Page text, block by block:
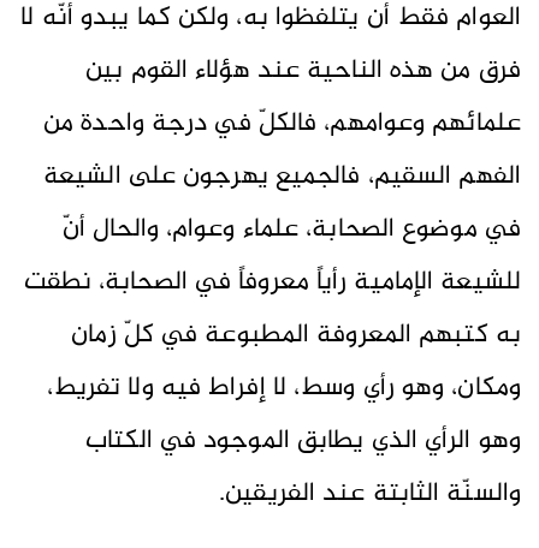
العوام فقط أن يتلفظوا به، ولكن كما يبدو أنّه لا
فرق من هذه الناحية عند هؤلاء القوم بين
علمائهم وعوامهم، فالكلّ في درجة واحدة من
الفهم السقيم، فالجميع يهرجون على الشيعة
في موضوع الصحابة، علماء وعوام، والحال أنّ
للشيعة الإمامية رأياً معروفاً في الصحابة، نطقت
به كتبهم المعروفة المطبوعة في كلّ زمان
ومكان، وهو رأي وسط، لا إفراط فيه ولا تفريط،
وهو الرأي الذي يطابق الموجود في الكتاب
والسنّة الثابتة عند الفريقين.